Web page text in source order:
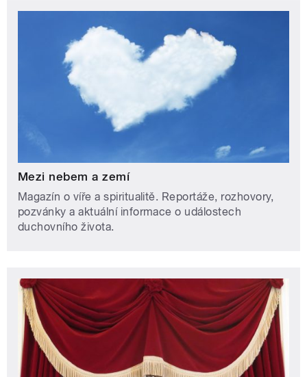
Mezi nebem a zemí
Magazín o víře a spiritualitě. Reportáže, rozhovory,
pozvánky a aktuální informace o událostech
duchovního života.